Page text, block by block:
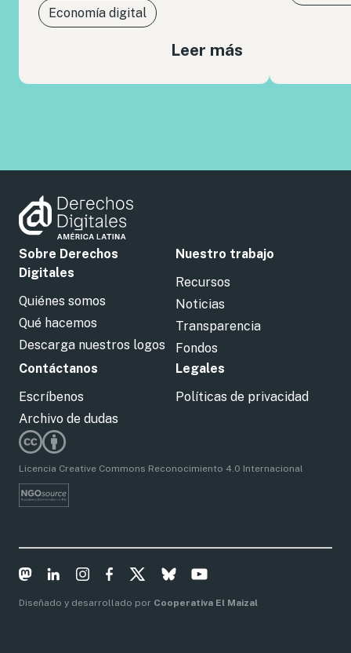
Economía digital
Leer más
Sobre Derechos
Digitales
Quiénes somos
Qué hacemos
Descarga nuestros logos
Nuestro trabajo
Recursos
Noticias
Transparencia
Fondos
Contáctanos
Escríbenos
Archivo de dudas
Legales
Políticas de privacidad
Licencia Creative Commons Reconocimiento 4.0 Internacional
Diseñado y desarrollado por Cooperativa El Maizal